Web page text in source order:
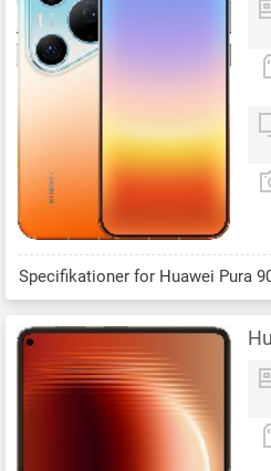
Specifikationer for Huawei Pura